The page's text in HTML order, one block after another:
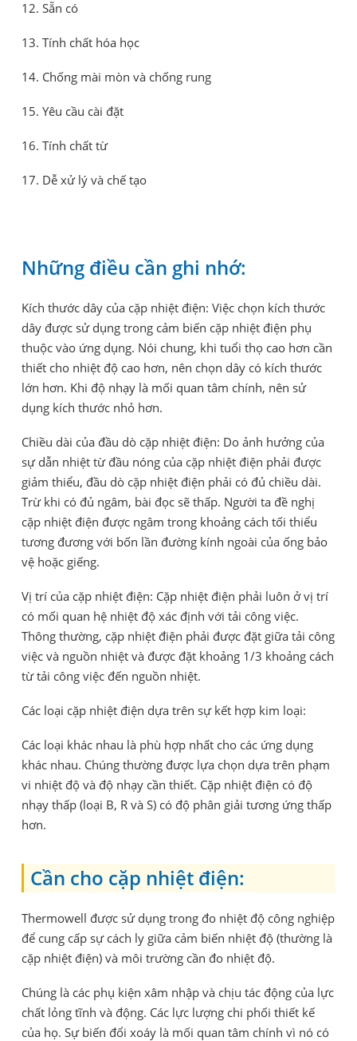
12. Sẵn có
13. Tính chất hóa học
14. Chống mài mòn và chống rung
15. Yêu cầu cài đặt
16. Tính chất từ
17. Dễ xử lý và chế tạo
Những điều cần ghi nhớ:
Kích thước dây của cặp nhiệt điện: Việc chọn kích thước
dây được sử dụng trong cảm biến cặp nhiệt điện phụ
thuộc vào ứng dụng. Nói chung, khi tuổi thọ cao hơn cần
thiết cho nhiệt độ cao hơn, nên chọn dây có kích thước
lớn hơn. Khi độ nhạy là mối quan tâm chính, nên sử
dụng kích thước nhỏ hơn.
Chiều dài của đầu dò cặp nhiệt điện: Do ảnh hưởng của
sự dẫn nhiệt từ đầu nóng của cặp nhiệt điện phải được
giảm thiểu, đầu dò cặp nhiệt điện phải có đủ chiều dài.
Trừ khi có đủ ngâm, bài đọc sẽ thấp. Người ta đề nghị
cặp nhiệt điện được ngâm trong khoảng cách tối thiểu
tương đương với bốn lần đường kính ngoài của ống bảo
vệ hoặc giếng.
Vị trí của cặp nhiệt điện: Cặp nhiệt điện phải luôn ở vị trí
có mối quan hệ nhiệt độ xác định với tải công việc.
Thông thường, cặp nhiệt điện phải được đặt giữa tải công
việc và nguồn nhiệt và được đặt khoảng 1/3 khoảng cách
từ tải công việc đến nguồn nhiệt.
Các loại cặp nhiệt điện dựa trên sự kết hợp kim loại:
Các loại khác nhau là phù hợp nhất cho các ứng dụng
khác nhau. Chúng thường được lựa chọn dựa trên phạm
vi nhiệt độ và độ nhạy cần thiết. Cặp nhiệt điện có độ
nhạy thấp (loại B, R và S) có độ phân giải tương ứng thấp
hơn.
Cần cho cặp nhiệt điện:
Thermowell được sử dụng trong đo nhiệt độ công nghiệp
để cung cấp sự cách ly giữa cảm biến nhiệt độ (thường là
cặp nhiệt điện) và môi trường cần đo nhiệt độ.
Chúng là các phụ kiện xâm nhập và chịu tác động của lực
chất lỏng tĩnh và động. Các lực lượng chi phối thiết kế
của họ. Sự biến đổi xoáy là mối quan tâm chính vì nó có